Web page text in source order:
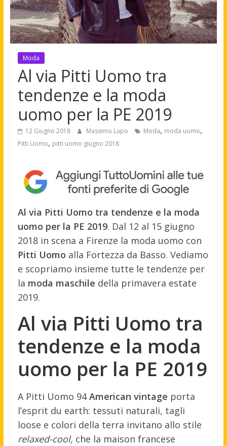
Moda
Al via Pitti Uomo tra
tendenze e la moda
uomo per la PE 2019
12 Giugno 2018 Massimo Lupo Moda, moda uomo,
Pitti Uomo, pitti uomo giugno 2018
Al via Pitti Uomo tra tendenze e la moda
uomo per la PE 2019. Dal 12 al 15 giugno
2018 in scena a Firenze la moda uomo con
Pitti Uomo alla Fortezza da Basso. Vediamo
e scopriamo insieme tutte le tendenze per
la moda maschile della primavera estate
2019.
Al via Pitti Uomo tra
tendenze e la moda
uomo per la PE 2019
A Pitti Uomo 94American vintage porta
l’esprit du earth: tessuti naturali, tagli
loose e colori della terra invitano allo stile
relaxed-cool, che la maison francese